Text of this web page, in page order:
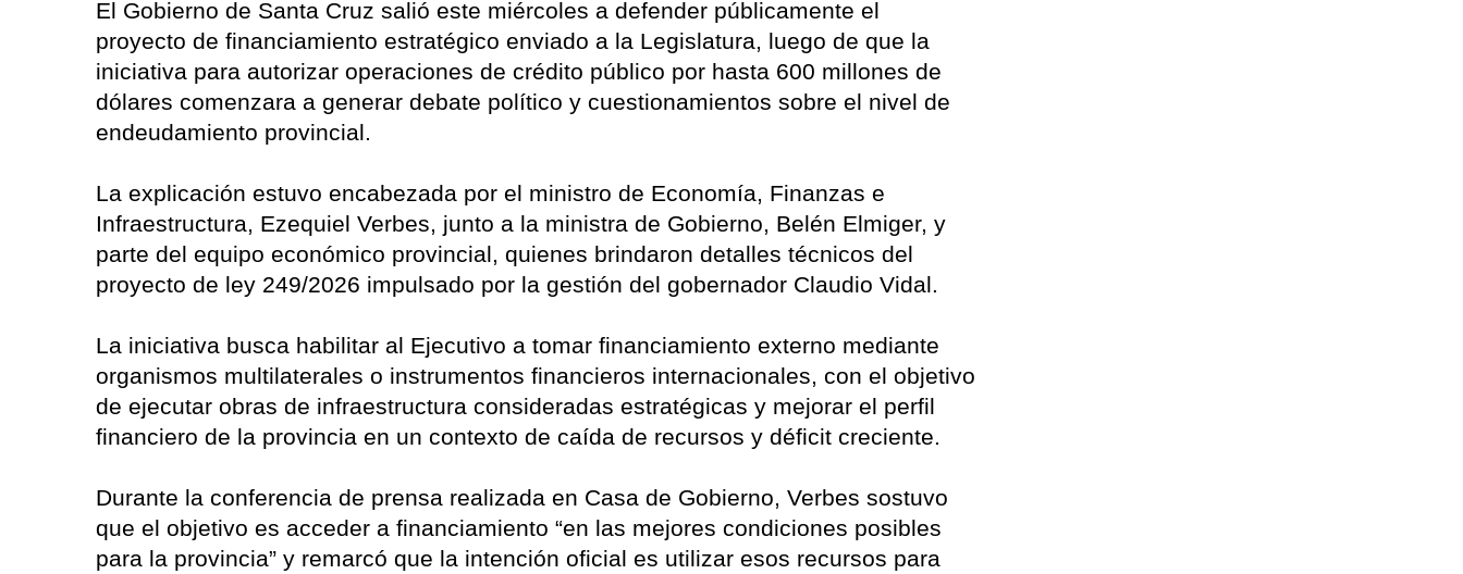
El Gobierno de Santa Cruz salió este miércoles a defender públicamente el
proyecto de financiamiento estratégico enviado a la Legislatura, luego de que la
iniciativa para autorizar operaciones de crédito público por hasta 600 millones de
dólares comenzara a generar debate político y cuestionamientos sobre el nivel de
endeudamiento provincial.
La explicación estuvo encabezada por el ministro de Economía, Finanzas e
Infraestructura, Ezequiel Verbes, junto a la ministra de Gobierno, Belén Elmiger, y
parte del equipo económico provincial, quienes brindaron detalles técnicos del
proyecto de ley 249/2026 impulsado por la gestión del gobernador Claudio Vidal.
La iniciativa busca habilitar al Ejecutivo a tomar financiamiento externo mediante
organismos multilaterales o instrumentos financieros internacionales, con el objetivo
de ejecutar obras de infraestructura consideradas estratégicas y mejorar el perfil
financiero de la provincia en un contexto de caída de recursos y déficit creciente.
Durante la conferencia de prensa realizada en Casa de Gobierno, Verbes sostuvo
que el objetivo es acceder a financiamiento “en las mejores condiciones posibles
para la provincia” y remarcó que la intención oficial es utilizar esos recursos para